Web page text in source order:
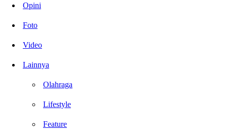
Opini
Foto
Video
Lainnya
Olahraga
Lifestyle
Feature